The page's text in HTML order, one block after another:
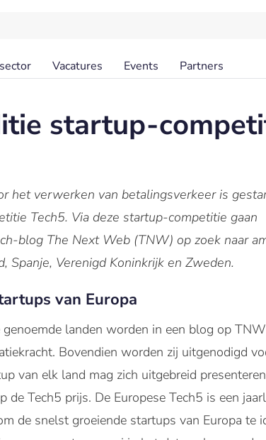
Vacatures Events Partners
startup-
het verwerken van betalingsverkeer is
Tech5. Via deze startup-competitie gaan
blog The Next Web (TNW) op zoek naar
Spanje, Verenigd Koninkrijk en Zweden.
van Europa
landen worden in een blog op
Bovendien worden zij uitgenodigd
van elk land mag zich uitgebreid
de Tech5 prijs. De Europese Tech5 is een
de snelst groeiende startups van Europa te